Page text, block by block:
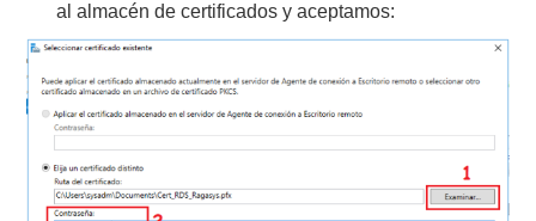
al almacén de certificados y aceptamos: